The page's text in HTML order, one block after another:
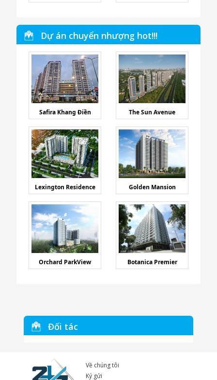
Dự án chuyển nhượng hot!!!
Safira Khang Điền The Sun Avenue
Lexington Residence Golden Mansion
Orchard ParkView Botanica Premier
Đối tác
Về chúng tôi
Ký gửi